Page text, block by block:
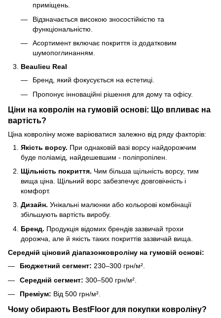
приміщень.
Відзначається високою зносостійкістю та
функціональністю.
Асортимент включає покриття із додатковим
шумопоглинанням.
Beaulieu Real
Бренд, який фокусується на естетиці.
Пропонує інноваційні рішення для дому та офісу.
Ціни на ковролін на гумовій основі: Що впливає на
вартість?
Ціна ковроліну може варіюватися залежно від ряду факторів:
Якість ворсу. При однаковій вазі ворсу найдорожчим
буде поліамід, найдешевшим - поліпропілен.
Щільність покриття. Чим більша щільність ворсу, тим
вища ціна. Щільний ворс забезпечує довговічність і
комфорт.
Дизайн. Унікальні малюнки або кольорові комбінації
збільшують вартість виробу.
Бренд. Продукція відомих брендів зазвичай трохи
дорожча, але й якість таких покриттів зазвичай вища.
Середній ціновий діапазонковроліну на гумовій основі:
Бюджетний сегмент: 230–300 грн/м².
Середній сегмент: 300–500 грн/м².
Преміум: Від 500 грн/м².
Чому обирають BestFloor для покупки ковроліну?